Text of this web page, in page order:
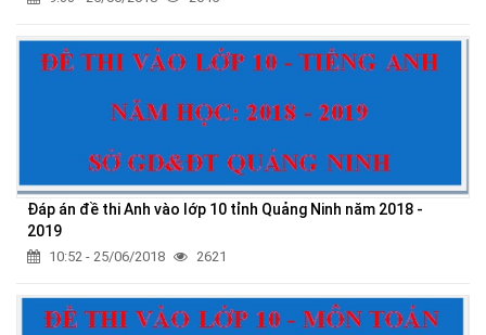
Đáp án đề thi Anh vào lớp 10 tỉnh Quảng Ninh năm 2018 -
2019
10:52 - 25/06/2018 2621